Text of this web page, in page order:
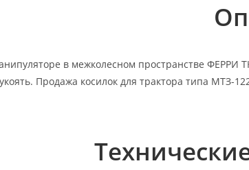
в межколесном пространстве
Продажа косилок для трактора типа